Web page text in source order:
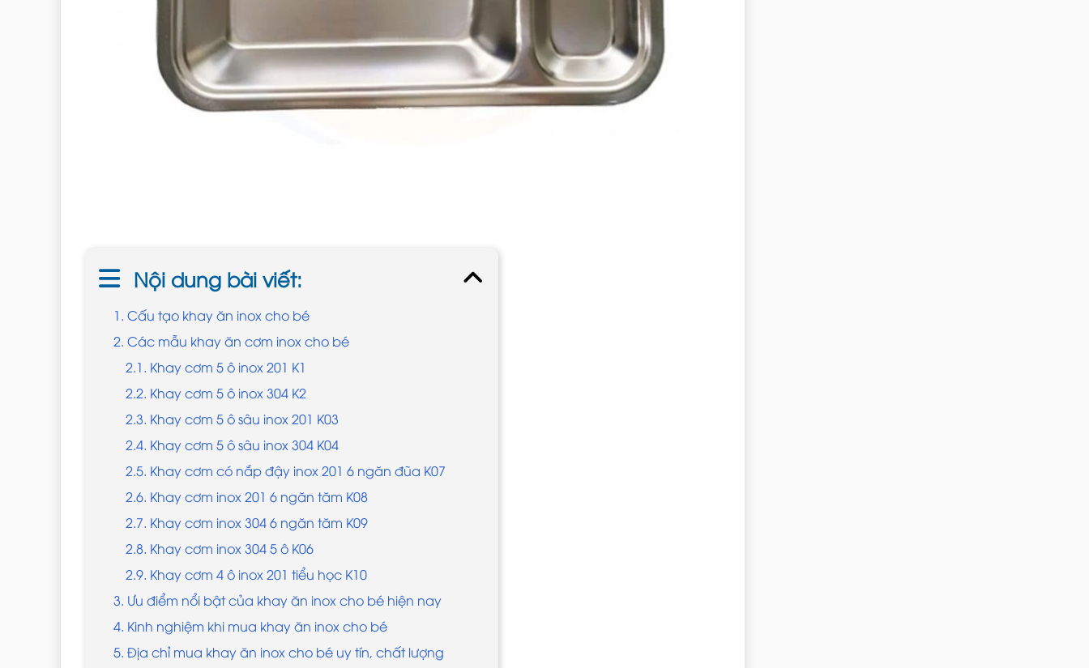
Nội dung bài viết:
1. Cấu tạo khay ăn inox cho bé
2. Các mẫu khay ăn cơm inox cho bé
2.1. Khay cơm 5 ô inox 201 K1
2.2. Khay cơm 5 ô inox 304 K2
2.3. Khay cơm 5 ô sâu inox 201 K03
2.4. Khay cơm 5 ô sâu inox 304 K04
2.5. Khay cơm có nắp đậy inox 201 6 ngăn đũa K07
2.6. Khay cơm inox 201 6 ngăn tăm K08
2.7. Khay cơm inox 304 6 ngăn tăm K09
2.8. Khay cơm inox 304 5 ô K06
2.9. Khay cơm 4 ô inox 201 tiểu học K10
3. Ưu điểm nổi bật của khay ăn inox cho bé hiện nay
4. Kinh nghiệm khi mua khay ăn inox cho bé
5. Địa chỉ mua khay ăn inox cho bé uy tín, chất lượng